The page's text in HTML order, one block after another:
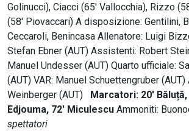
Golinucci), Ciacci (65' Vallocchia), Rizzo
(58' Piovaccari) A disposizione: Gentilini,
Ceccaroli, Benincasa Allenatore: Luigi
Stefan Ebner (AUT) Assistenti: Robert
Manuel Undesser (AUT) Quarto ufficiale:
(AUT) VAR: Manuel Schuettengruber (AUT)
Weinberger (AUT) Marcatori: 20' Băluț
Edjouma, 72' Miculescu Ammoniti:
spettatori